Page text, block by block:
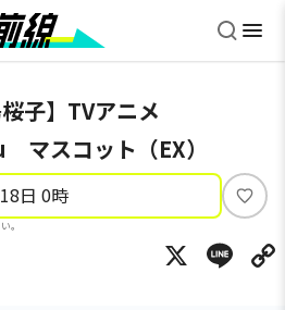
子】TVアニメ
スコット（EX）
日 0時
。
い
ね
X